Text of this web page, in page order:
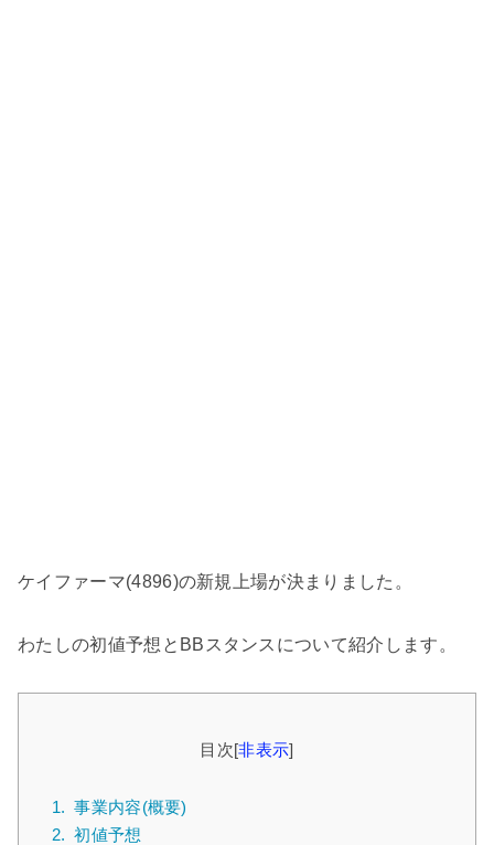
ケイファーマ(4896)の新規上場が決まりました。
わたしの初値予想とBBスタンスについて紹介します。
目次[非表示]
1. 事業内容(概要)
2. 初値予想